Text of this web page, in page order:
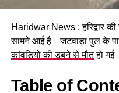
पढ़े धामी
GST संशोधित
देने का फैसला।
Haridwar News : हरिद्वार
सामने आई है। जटवाड़ा पुल के
कांवड़ियों की डूबने से मौतहो गई।
Table of